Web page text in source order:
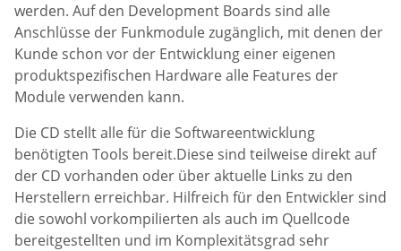
werden. Auf den Development Boards sind alle
Anschlüsse der Funkmodule zugänglich, mit denen der
Kunde schon vor der Entwicklung einer eigenen
produktspezifischen Hardware alle Features der
Module verwenden kann.
Die CD stellt alle für die Softwareentwicklung
benötigten Tools bereit.Diese sind teilweise direkt auf
der CD vorhanden oder über aktuelle Links zu den
Herstellern erreichbar. Hilfreich für den Entwickler sind
die sowohl vorkompilierten als auch im Quellcode
bereitgestellten und im Komplexitätsgrad sehr